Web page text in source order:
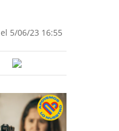
el 5/06/23 16:55